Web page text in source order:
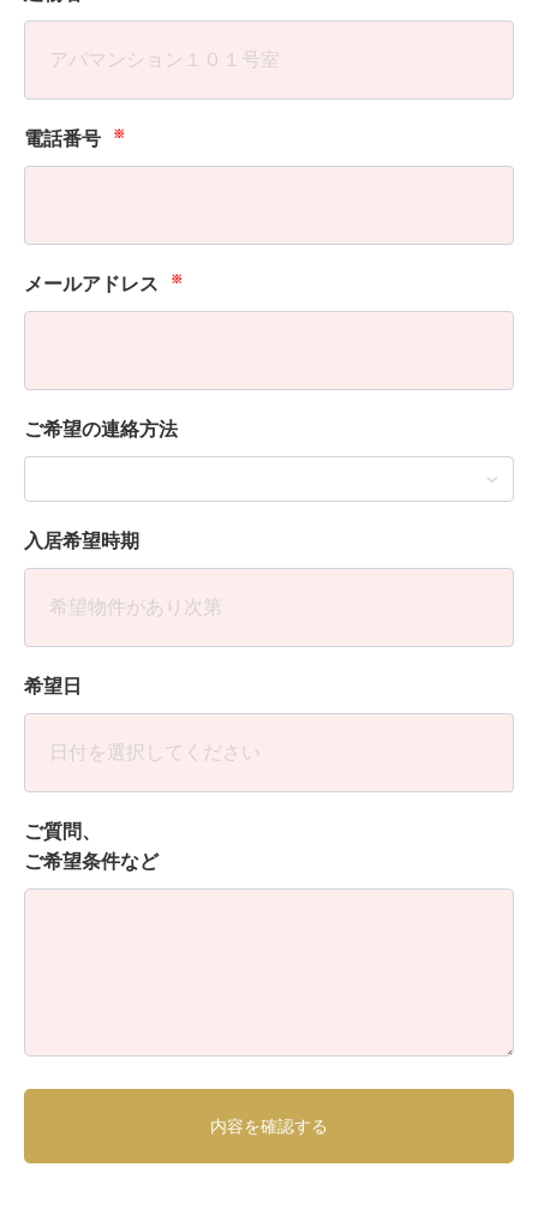
電話番号 ※
メールアドレス ※
ご希望の連絡方法
入居希望時期
希望日
ご質問、
ご希望条件など